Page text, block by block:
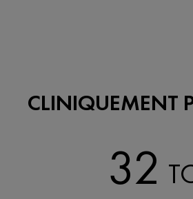
CLINIQUEMENT
32